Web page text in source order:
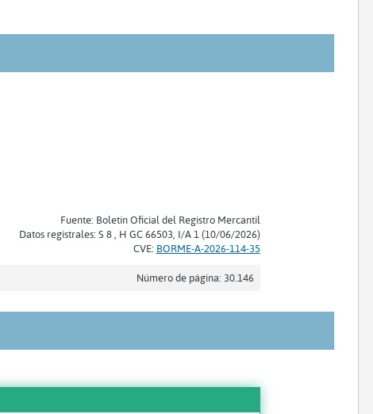
Fuente: Boletín Oficial del Registro Mercantil
Datos registrales: S 8 , H GC 66503, I/A 1 (10/06/2026)
CVE: BORME-A-2026-114-35
Número de página: 30.146